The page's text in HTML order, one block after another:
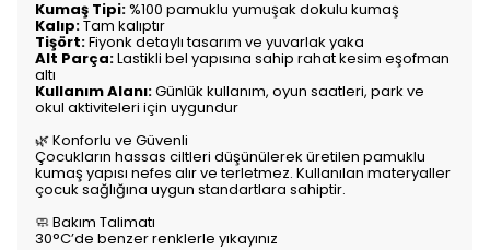
Kumaş Tipi:%100 pamuklu yumuşak dokulu kumaş
Kalıp:Tam kalıptır
Tişört:Fiyonk detaylı tasarım ve yuvarlak yaka
Alt Parça:Lastikli bel yapısına sahip rahat kesim eşofman
altı
Kullanım Alanı:Günlük kullanım, oyun saatleri, park ve
okul aktiviteleri için uygundur
🌿 Konforlu ve Güvenli
Çocukların hassas ciltleri düşünülerek üretilen pamuklu
kumaş yapısı nefes alır ve terletmez. Kullanılan materyaller
çocuk sağlığına uygun standartlara sahiptir.
🧼 Bakım Talimatı
30°C’de benzer renklerle yıkayınız